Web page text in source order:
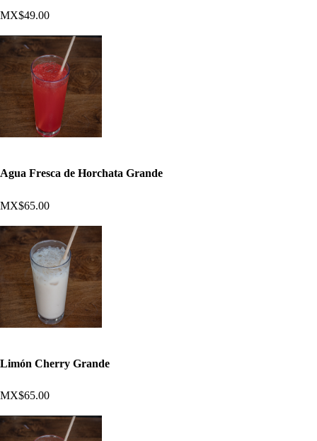
MX$49.00
Agua Fresca de Horchata Grande
MX$65.00
Limón Cherry Grande
MX$65.00